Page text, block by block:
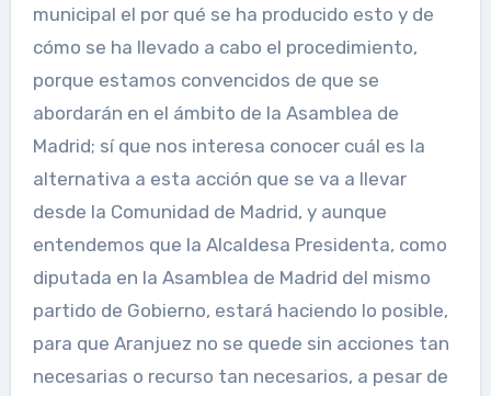
municipal el por qué se ha producido esto y de
cómo se ha llevado a cabo el procedimiento,
porque estamos convencidos de que se
abordarán en el ámbito de la Asamblea de
Madrid; sí que nos interesa conocer cuál es la
alternativa a esta acción que se va a llevar
desde la Comunidad de Madrid, y aunque
entendemos que la Alcaldesa Presidenta, como
diputada en la Asamblea de Madrid del mismo
partido de Gobierno, estará haciendo lo posible,
para que Aranjuez no se quede sin acciones tan
necesarias o recurso tan necesarios, a pesar de